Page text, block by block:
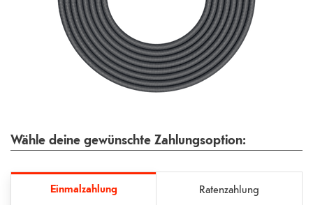
Wähle deine gewünschte Zahlungsoption:
Einmalzahlung Ratenzahlung